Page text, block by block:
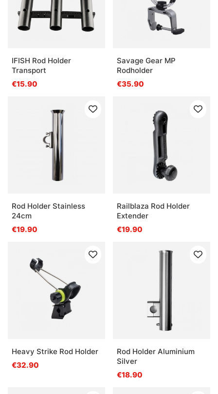
IFISH Rod Holder
Transport
€15.90
Savage Gear MP
Rodholder
€35.90
Rod Holder Stainless
24cm
€19.90
Railblaza Rod Holder
Extender
€19.90
Heavy Strike Rod Holder
€32.90
Rod Holder Aluminium
Silver
€18.90